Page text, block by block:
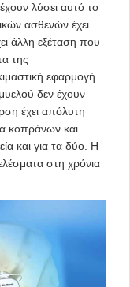
λύσει αυτό το
ασθενών έχει
άλλη εξέταση που
της
εφαρμογή.
δεν έχουν
έχει απόλυτη
κοπράνων και
και για τα δύο. Η
στη χρόνια